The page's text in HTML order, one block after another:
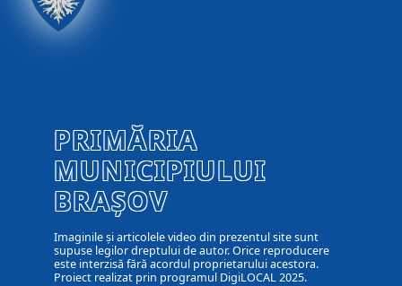
PRIMĂRIA
MUNICIPIULUI
BRAȘOV
Imaginile și articolele video din prezentul site sunt
supuse legilor dreptului de autor. Orice reproducere
este interzisă fără acordul proprietarului acestora.
Proiect realizat prin programul DigiLOCAL 2025.